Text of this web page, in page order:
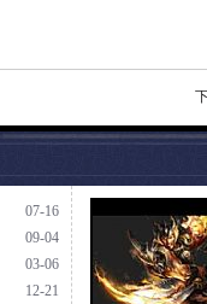
07-16
09-04
03-06
12-21